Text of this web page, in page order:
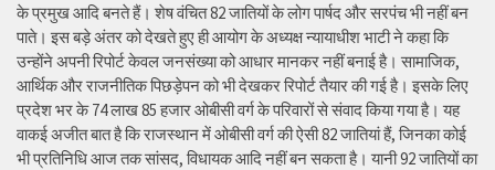
के प्रमुख आदि बनते हैं। शेष वंचित 82 जातियों के लोग पार्षद और सरपंच भी नहीं बन
पाते। इस बड़े अंतर को देखते हुए ही आयोग के अध्यक्ष न्यायाधीश भाटी ने कहा कि
उन्होंने अपनी रिपोर्ट केवल जनसंख्या को आधार मानकर नहीं बनाई है। सामाजिक,
आर्थिक और राजनीतिक पिछड़ेपन को भी देखकर रिपोर्ट तैयार की गई है। इसके लिए
प्रदेश भर के 74 लाख 85 हजार ओबीसी वर्ग के परिवारों से संवाद किया गया है। यह
वाकई अजीत बात है कि राजस्थान में ओबीसी वर्ग की ऐसी 82 जातियां हैं, जिनका कोई
भी प्रतिनिधि आज तक सांसद, विधायक आदि नहीं बन सकता है। यानी 92 जातियों का